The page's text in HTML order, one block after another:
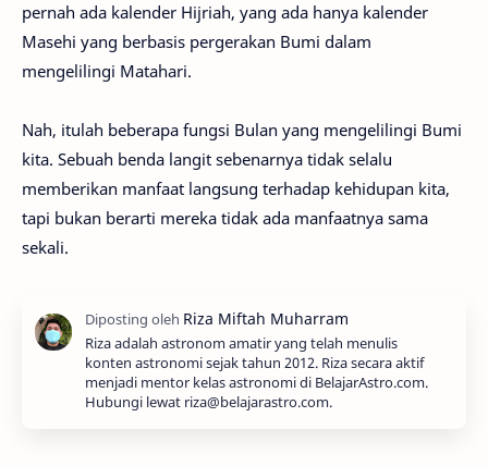
pernah ada kalender Hijriah, yang ada hanya kalender
Masehi yang berbasis pergerakan Bumi dalam
mengelilingi Matahari.
Nah, itulah beberapa fungsi Bulan yang mengelilingi Bumi
kita. Sebuah benda langit sebenarnya tidak selalu
memberikan manfaat langsung terhadap kehidupan kita,
tapi bukan berarti mereka tidak ada manfaatnya sama
sekali.
Riza adalah astronom amatir yang telah menulis
konten astronomi sejak tahun 2012. Riza secara aktif
menjadi mentor kelas astronomi di BelajarAstro.com.
Hubungi lewat riza@belajarastro.com.